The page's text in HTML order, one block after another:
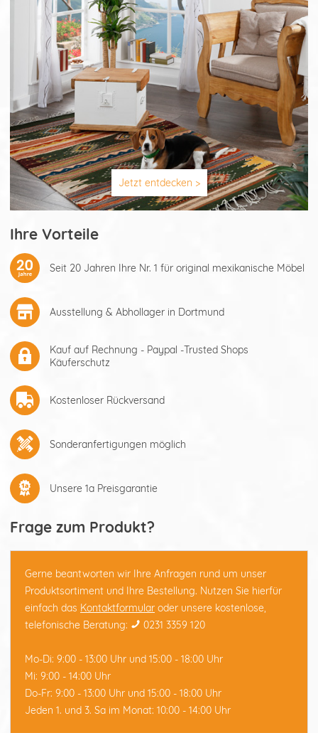
Jetzt entdecken >
Ihre Vorteile
Seit 20 Jahren Ihre Nr. 1 für original mexikanische Möbel
Ausstellung & Abhollager in Dortmund
Kauf auf Rechnung - Paypal -Trusted Shops
Käuferschutz
Kostenloser Rückversand
Sonderanfertigungen möglich
Unsere 1a Preisgarantie
Frage zum Produkt?
Gerne beantworten wir Ihre Anfragen rund um unser
Produktsortiment und Ihre Bestellung. Nutzen Sie hierfür
einfach das Kontaktformular oder unsere kostenlose,
telefonische Beratung:
0231 3359 120
Mo-Di: 9:00 - 13:00 Uhr und 15:00 - 18:00 Uhr
Mi: 9:00 - 14:00 Uhr
Do-Fr: 9:00 - 13:00 Uhr und 15:00 - 18:00 Uhr
Jeden 1. und 3. Sa im Monat: 10:00 - 14:00 Uhr